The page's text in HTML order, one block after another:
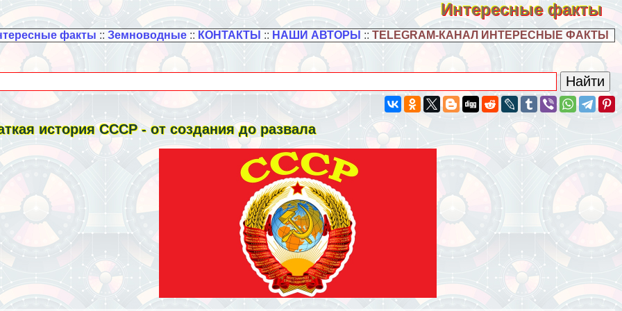
Интересные факты
факты :: Земноводные:: КОНТАКТЫ :: НАШИ АВТОРЫ :: TELEGRAM-КАНАЛ ИНТЕРЕСНЫЕ ФАКТЫ
история СССР - от создания до развала